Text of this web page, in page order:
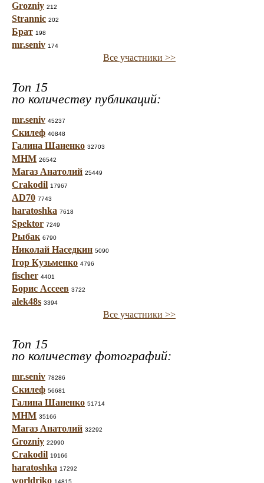
Grozniy 212
Strannic 202
Брат 198
mr.seniv 174
Все участники >>
Топ 15
по количеству публикаций:
mr.seniv 45237
Скилеф 40848
Галина Шаненко 32703
МНМ 26542
Магаз Анатолий 25449
Crakodil 17967
AD70 7743
haratoshka 7618
Spektor 7249
Рыбак 6790
Николай Наседкин 5090
Ігор Кузьменко 4796
fischer 4401
Борис Ассеев 3722
alek48s 3394
Все участники >>
Топ 15
по количеству фотографий:
mr.seniv 78286
Скилеф 56681
Галина Шаненко 51714
МНМ 35166
Магаз Анатолий 32292
Grozniy 22990
Crakodil 19166
haratoshka 17292
worldriko 14815